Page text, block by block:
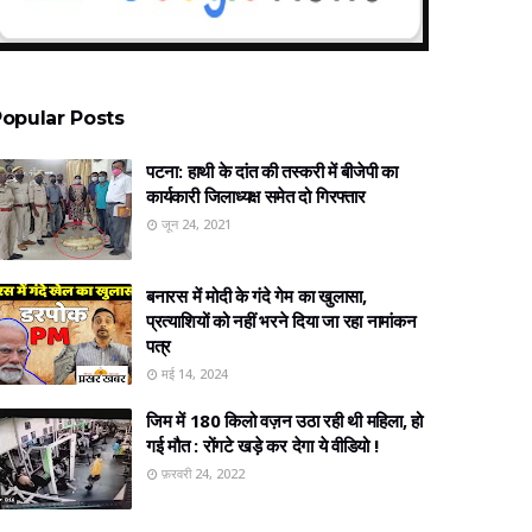
Posts
पटना: हाथी के दांत की तस्करी में बीजेपी का
कार्यकारी जिलाध्यक्ष समेत दो गिरफ्तार
जून 24, 2021
बनारस में मोदी के गंदे गेम का खुलासा,
प्रत्‍याशियों को नहीं भरने दिया जा रहा नामांकन
पत्र
मई 14, 2024
जिम में 180 किलो वज़न उठा रही थी महिला, हो
गई मौत : रोंगटे खड़े कर देगा ये वीडियो !
फ़रवरी 24, 2022